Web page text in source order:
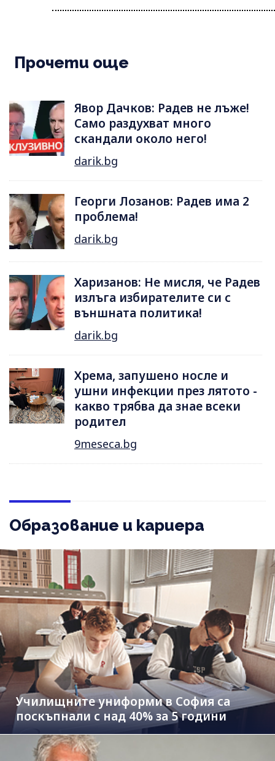
Прочети още
Явор Дачков: Радев не лъже!
Само раздухват много
скандали около него!
darik.bg
Георги Лозанов: Радев има 2
проблема!
darik.bg
Харизанов: Не мисля, че Радев
излъга избирателите си с
външната политика!
darik.bg
Хрема, запушено носле и
ушни инфекции през лятотo -
какво трябва да знае всеки
родител
9meseca.bg
Образование и кариера
Училищните униформи в София са
поскъпнали с над 40% за 5 години